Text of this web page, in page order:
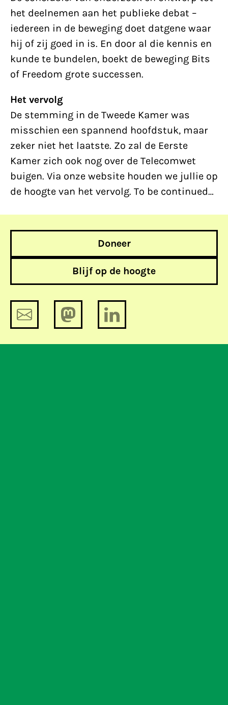
het deelnemen aan het publieke debat –
iedereen in de beweging doet datgene waar
hij of zij goed in is. En door al die kennis en
kunde te bundelen, boekt de beweging Bits
of Freedom grote successen.
Het vervolg
De stemming in de Tweede Kamer was
misschien een spannend hoofdstuk, maar
zeker niet het laatste. Zo zal de Eerste
Kamer zich ook nog over de Telecomwet
buigen. Via onze website houden we jullie op
de hoogte van het vervolg. To be continued…
Doneer
Blijf op de hoogte